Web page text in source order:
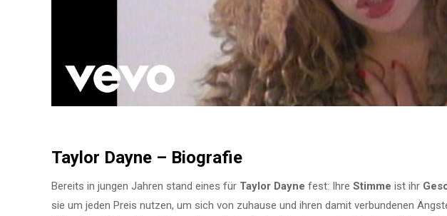
Taylor Dayne – Biografie
Bereits in jungen Jahren stand eines für Taylor Dayne fest: Ihre Stimme ist ihr
sie um jeden Preis nutzen, um sich von zuhause und ihren damit verbundenen